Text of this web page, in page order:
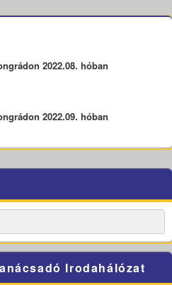
2022.08. hóban
2022.09. hóban
Irodahálózat